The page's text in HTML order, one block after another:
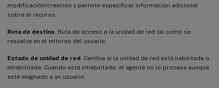
modificación/creación y permite especificar información adicional
sobre el recurso.
Ruta de destino . Ruta de acceso a la unidad de red tal como se
resuelve en el entorno del usuario.
Estado de unidad de red . Cambia si la unidad de red está habilitada o
inhabilitada. Cuando está inhabilitado, el agente no lo procesa aunque
esté asignado a un usuario.